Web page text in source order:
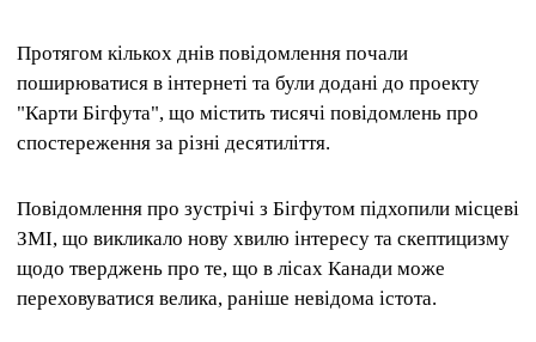
Протягом кількох днів повідомлення почали
поширюватися в інтернеті та були додані до проекту
"Карти Бігфута", що містить тисячі повідомлень про
спостереження за різні десятиліття.
Повідомлення про зустрічі з Бігфутом підхопили місцеві
ЗМІ, що викликало нову хвилю інтересу та скептицизму
щодо тверджень про те, що в лісах Канади може
переховуватися велика, раніше невідома істота.